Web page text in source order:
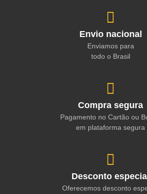
Envio nacional
Enviamos para
todo o Brasil
Compra segura
Pagamento no Cartão ou
em plataforma segura
Desconto especial
Oferecemos desconto